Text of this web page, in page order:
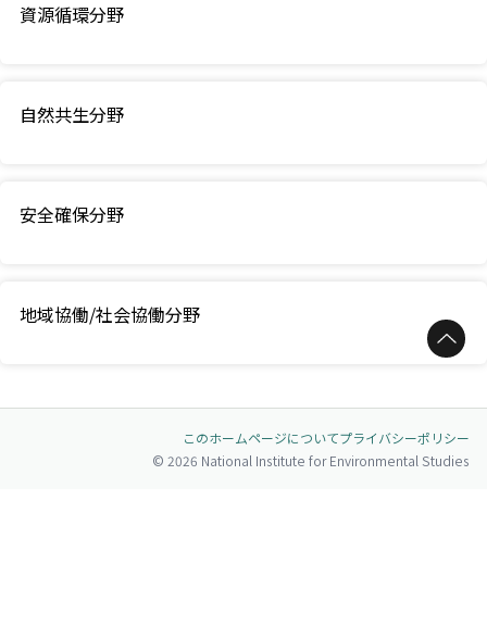
資源循環分野
自然共生分野
安全確保分野
地域協働/社会協働分野
ページトップへ
このホームページについてプライバシーポリシー
© 2026 National Institute for Environmental Studies